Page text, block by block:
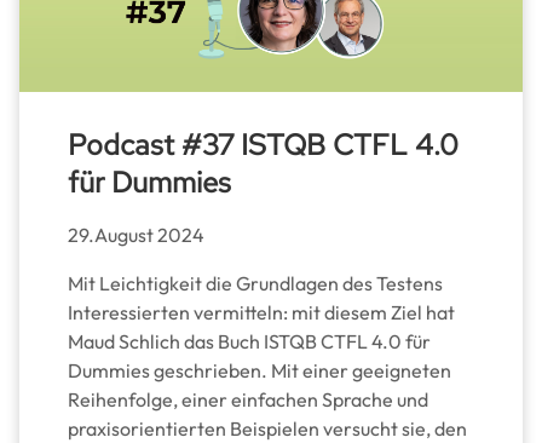
Podcast #37 ISTQB CTFL 4.0
für Dummies
29.August 2024
Mit Leichtigkeit die Grundlagen des Testens
Interessierten vermitteln: mit diesem Ziel hat
Maud Schlich das Buch ISTQB CTFL 4.0 für
Dummies geschrieben. Mit einer geeigneten
Reihenfolge, einer einfachen Sprache und
praxisorientierten Beispielen versucht sie, den